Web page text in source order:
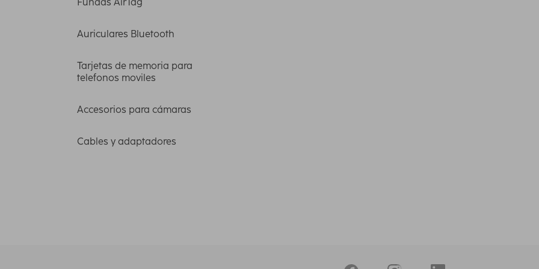
Fundas AirTag
Auriculares Bluetooth
Tarjetas de memoria para
telefonos moviles
Accesorios para cámaras
Cables y adaptadores